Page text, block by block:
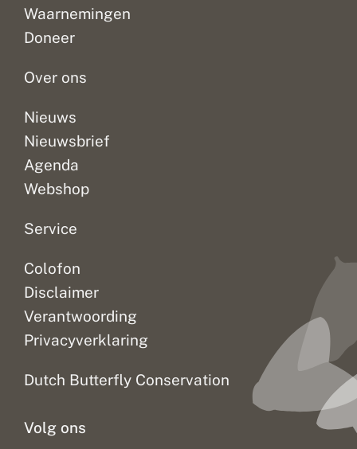
Waarnemingen
Doneer
Over ons
Nieuws
Nieuwsbrief
Agenda
Webshop
Service
Colofon
Disclaimer
Verantwoording
Privacyverklaring
Dutch Butterfly Conservation
Volg ons